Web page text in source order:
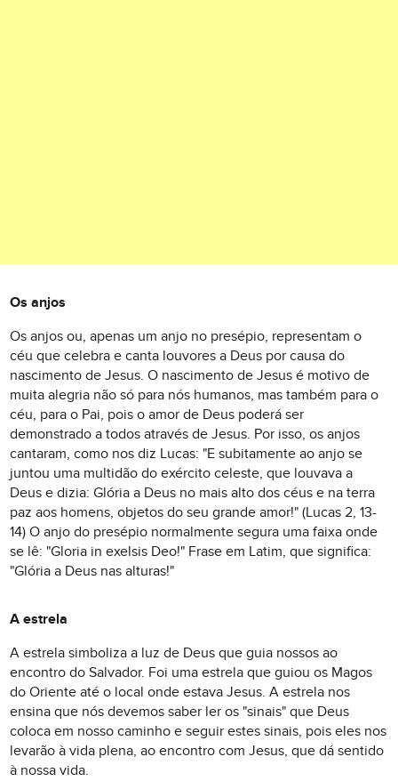
Os anjos
Os anjos ou, apenas um anjo no presépio, representam o
céu que celebra e canta louvores a Deus por causa do
nascimento de Jesus. O nascimento de Jesus é motivo de
muita alegria não só para nós humanos, mas também para o
céu, para o Pai, pois o amor de Deus poderá ser
demonstrado a todos através de Jesus. Por isso, os anjos
cantaram, como nos diz Lucas: "E subitamente ao anjo se
juntou uma multidão do exército celeste, que louvava a
Deus e dizia: Glória a Deus no mais alto dos céus e na terra
paz aos homens, objetos do seu grande amor!" (Lucas 2, 13-
14) O anjo do presépio normalmente segura uma faixa onde
se lê: "Gloria in exelsis Deo!" Frase em Latim, que significa:
"Glória a Deus nas alturas!"
A estrela
A estrela simboliza a luz de Deus que guia nossos ao
encontro do Salvador. Foi uma estrela que guiou os Magos
do Oriente até o local onde estava Jesus. A estrela nos
ensina que nós devemos saber ler os "sinais" que Deus
coloca em nosso caminho e seguir estes sinais, pois eles nos
levarão à vida plena, ao encontro com Jesus, que dá sentido
à nossa vida.